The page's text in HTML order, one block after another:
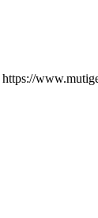
https://